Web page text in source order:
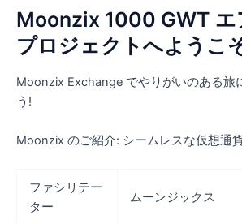
Moonzix 1000 GWT エ
プロジェクトへようこ
Moonzix Exchange でやりがいのある旅
う!
Moonzix のご紹介: シームレスな仮想通
ファシリテー
ター
ムーンジックス